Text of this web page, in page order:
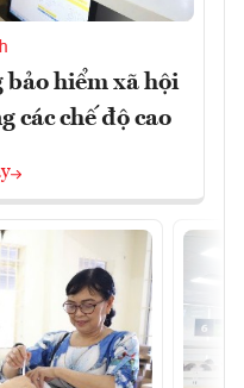
hiểm xã hội
các chế độ cao